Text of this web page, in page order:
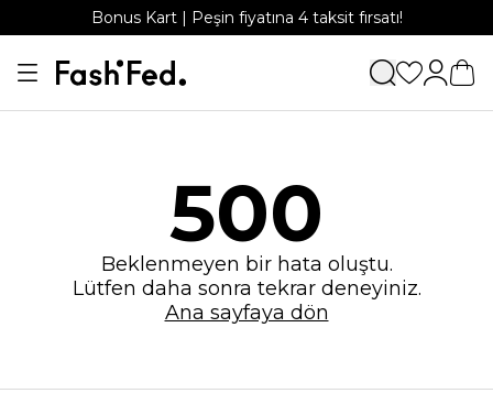
Bonus Kart | Peşin fiyatına 4 taksit fırsatı!
500
Beklenmeyen bir hata oluştu.
Lütfen daha sonra tekrar deneyiniz.
Ana sayfaya dön